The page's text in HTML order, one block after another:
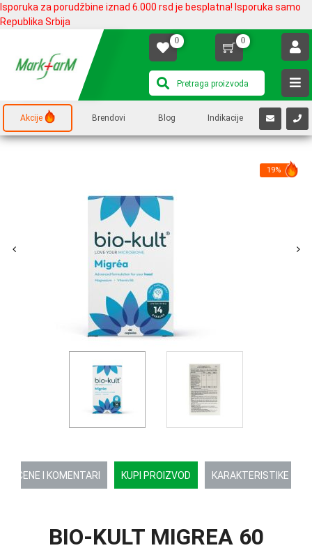
Isporuka za porudžbine iznad 6.000 rsd je besplatna! Isporuka samo
Republika Srbija
0 0
Akcije Brendovi Blog Indikacije
OCENE I KOMENTARI KUPI PROIZVOD KARAKTERISTIKE
19%
BIO-KULT MIGREA 60